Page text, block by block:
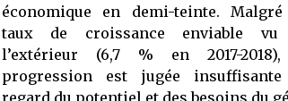
économique en demi-teinte.
taux de croissance enviable vu
l’extérieur (6,7 % en 2017-
progression est jugée
regard du potentiel et des besoins du